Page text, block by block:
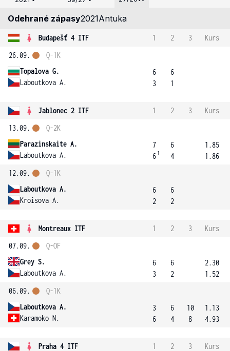
Odehrané zápasy2021Antuka
Budapešť 4 ITF 1 2 3
Kurs
26.09.
Topalova G.
Laboutkova A.
Q-1K
6
3
6
1
Jablonec 2 ITF 1 2 3
Kurs
13.09.
Parazinskaite A.
Laboutkova A.
Q-2K
7
6 1
6
4
1.85
1.86
12.09.
Laboutkova A.
Kroisova A.
Q-1K
6
2
6
2
Montreaux ITF 1 2 3
Kurs
07.09.
Grey S.
Laboutkova A.
Q-OF
6
3
6
2
2.30
1.52
06.09.
Laboutkova A.
Karamoko N.
Q-1K
3
6
6
4
10
8
1.13
4.93
Praha 4 ITF 1 2 3
Kurs